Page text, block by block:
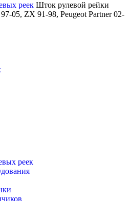
реек Шток рулевой рейки
05, ZX 91-98, Peugeot Partner 02-
реек